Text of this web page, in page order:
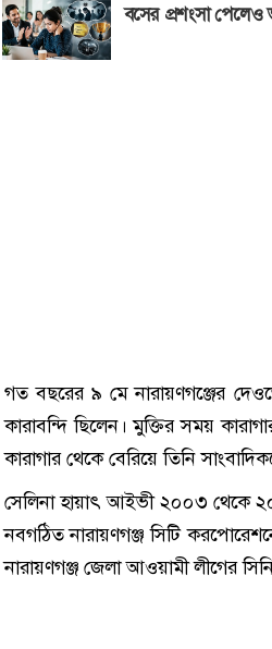
বসের প্রশংসা
গত বছরের ৯ মে নারায়ণগঞ্জের
কারাবন্দি ছিলেন। মুক্তির সময়
কারাগার থেকে বেরিয়ে তিনি
সেলিনা হায়াৎ আইভী ২০০৩ থেকে
নবগঠিত নারায়ণগঞ্জ সিটি
নারায়ণগঞ্জ জেলা আওয়ামী লীগের